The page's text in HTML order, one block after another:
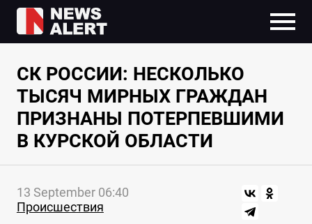
СК РОССИИ: НЕСКОЛЬКО
ТЫСЯЧ МИРНЫХ ГРАЖДАН
ПРИЗНАНЫ ПОТЕРПЕВШИМИ
В КУРСКОЙ ОБЛАСТИ
13 September 06:40
Происшествия